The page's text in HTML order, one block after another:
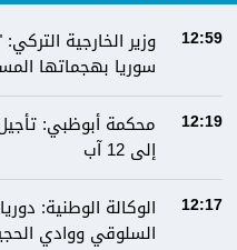
12:59
وزير الخارجية
سوريا بهجماتها
12:19
محكمة أبوظبي:
إلى 12 آب
12:17
الوكالة الوطنية:
السلوقي ووادي